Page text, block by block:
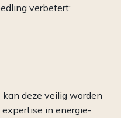
verbetert:
deze veilig worden
in energie-